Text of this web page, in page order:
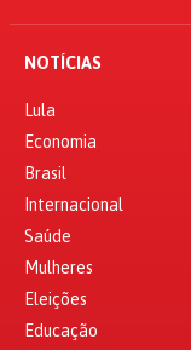
NOTÍCIAS
Lula
Economia
Brasil
Internacional
Saúde
Mulheres
Eleições
Educação